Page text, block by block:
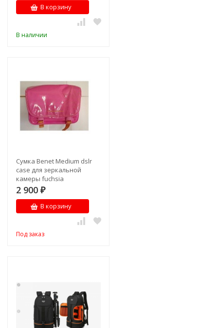
В корзину
В наличии
Сумка Benet Medium dslr
case для зеркальной
камеры fuchsia
2 900 ₽
В корзину
Под заказ